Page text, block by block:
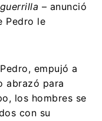
– anunció
Pedro le
empujó a
abrazó para
los hombres se
con su